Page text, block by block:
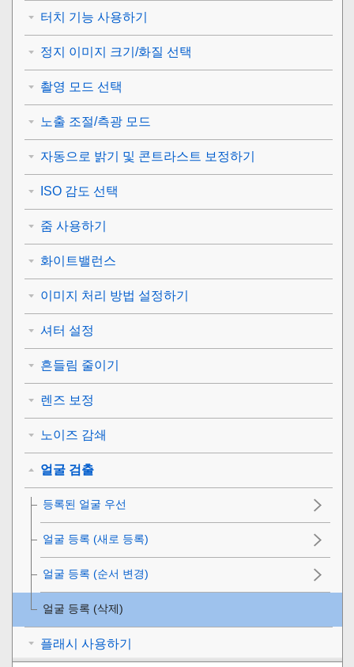
터치 기능 사용하기
정지 이미지 크기/화질 선택
촬영 모드 선택
노출 조절/측광 모드
자동으로 밝기 및 콘트라스트 보정하기
ISO 감도 선택
줌 사용하기
화이트밸런스
이미지 처리 방법 설정하기
셔터 설정
흔들림 줄이기
렌즈 보정
노이즈 감쇄
얼굴 검출
등록된 얼굴 우선
얼굴 등록 (새로 등록)
얼굴 등록 (순서 변경)
얼굴 등록 (삭제)
플래시 사용하기